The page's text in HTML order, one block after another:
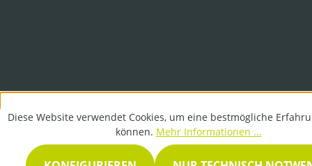
Diese Website verwendet Cookies, um eine bestmögliche
können. Mehr Informationen ...